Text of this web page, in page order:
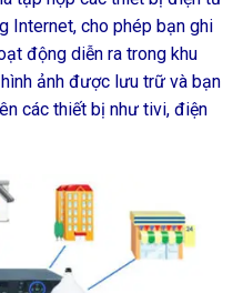
Internet, cho phép bạn ghi
động diễn ra trong khu
ảnh được lưu trữ và bạn
các thiết bị như tivi, điện